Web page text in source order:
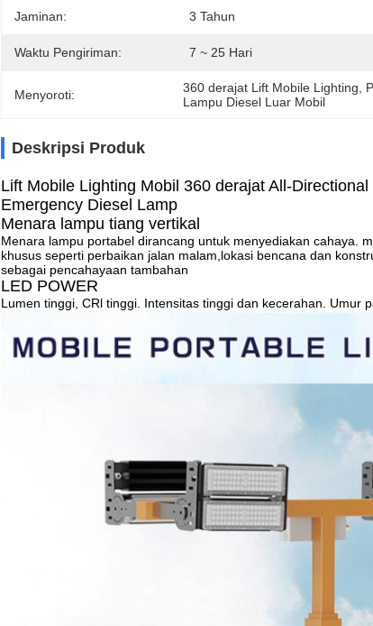
Jaminan: 3 Tahun
Waktu Pengiriman: 7 ~ 25 Hari
Menyoroti: 360 derajat Lift Mobile Lighting
Lampu Diesel Luar Mobil
Deskripsi Produk
Lift Mobile Lighting Mobil 360 derajat All-
Emergency Diesel Lamp
Menara lampu tiang vertikal
Menara lampu portabel dirancang untuk menyediakan cahaya.
khusus seperti perbaikan jalan malam,lokasi bencana dan
sebagai pencahayaan tambahan
LED POWER
Lumen tinggi, CRl tinggi. Intensitas tinggi dan kecerahan. Umur